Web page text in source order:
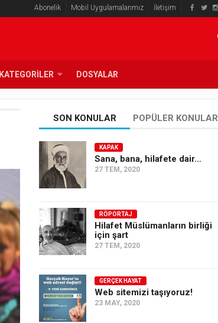
Abonelik Mobil Uygulamalarımız İletişim
KATEGORILER DOSYALAR
SON KONULAR POPÜLER KONULAR
KAPAK
Sana, bana, hilafete dair…
27 TEM, 2020
RÖPORTAJ
Hilafet Müslümanların birliği
için şart
27 TEM, 2020
GERÇEK HAYAT
Web sitemizi taşıyoruz!
23 MAY, 2020